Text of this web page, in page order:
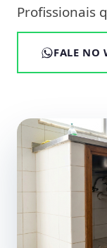
Profissionais
FALE NO